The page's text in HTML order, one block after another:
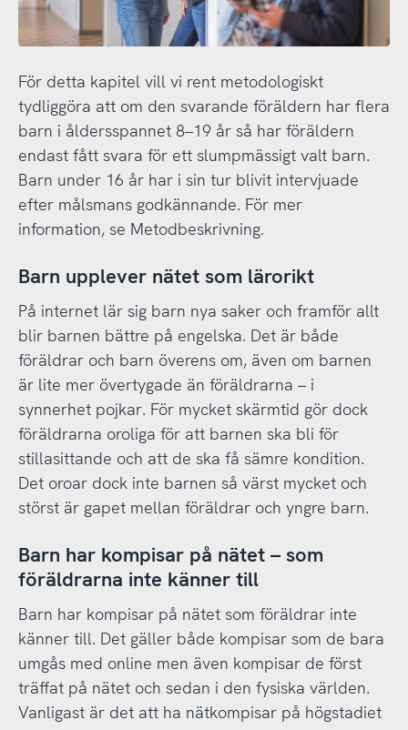
För detta kapitel vill vi rent metodologiskt
tydliggöra att om den svarande föräldern har flera
barn i åldersspannet 8–19 år så har föräldern
endast fått svara för ett slumpmässigt valt barn.
Barn under 16 år har i sin tur blivit intervjuade
efter målsmans godkännande. För mer
information, se Metodbeskrivning.
Barn upplever nätet som lärorikt
På internet lär sig barn nya saker och framför allt
blir barnen bättre på engelska. Det är både
föräldrar och barn överens om, även om barnen
är lite mer övertygade än föräldrarna – i
synnerhet pojkar. För mycket skärmtid gör dock
föräldrarna oroliga för att barnen ska bli för
stillasittande och att de ska få sämre kondition.
Det oroar dock inte barnen så värst mycket och
störst är gapet mellan föräldrar och yngre barn.
Barn har kompisar på nätet – som
föräldrarna inte känner till
Barn har kompisar på nätet som föräldrar inte
känner till. Det gäller både kompisar som de bara
umgås med online men även kompisar de först
träffat på nätet och sedan i den fysiska världen.
Vanligast är det att ha nätkompisar på högstadiet